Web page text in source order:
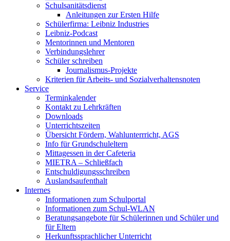
Schulsanitätsdienst
Anleitungen zur Ersten Hilfe
Schülerfirma: Leibniz Industries
Leibniz-Podcast
Mentorinnen und Mentoren
Verbindungslehrer
Schüler schreiben
Journalismus-Projekte
Kriterien für Arbeits- und Sozialverhaltensnoten
Service
Terminkalender
Kontakt zu Lehrkräften
Downloads
Unterrichtszeiten
Übersicht Fördern, Wahlunterrricht, AGS
Info für Grundschuleltern
Mittagessen in der Cafeteria
MIETRA – Schließfach
Entschuldigungsschreiben
Auslandsaufenthalt
Internes
Informationen zum Schulportal
Informationen zum Schul-WLAN
Beratungsangebote für Schülerinnen und Schüler und
für Eltern
Herkunftssprachlicher Unterricht